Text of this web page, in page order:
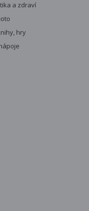
a zdraví
hry